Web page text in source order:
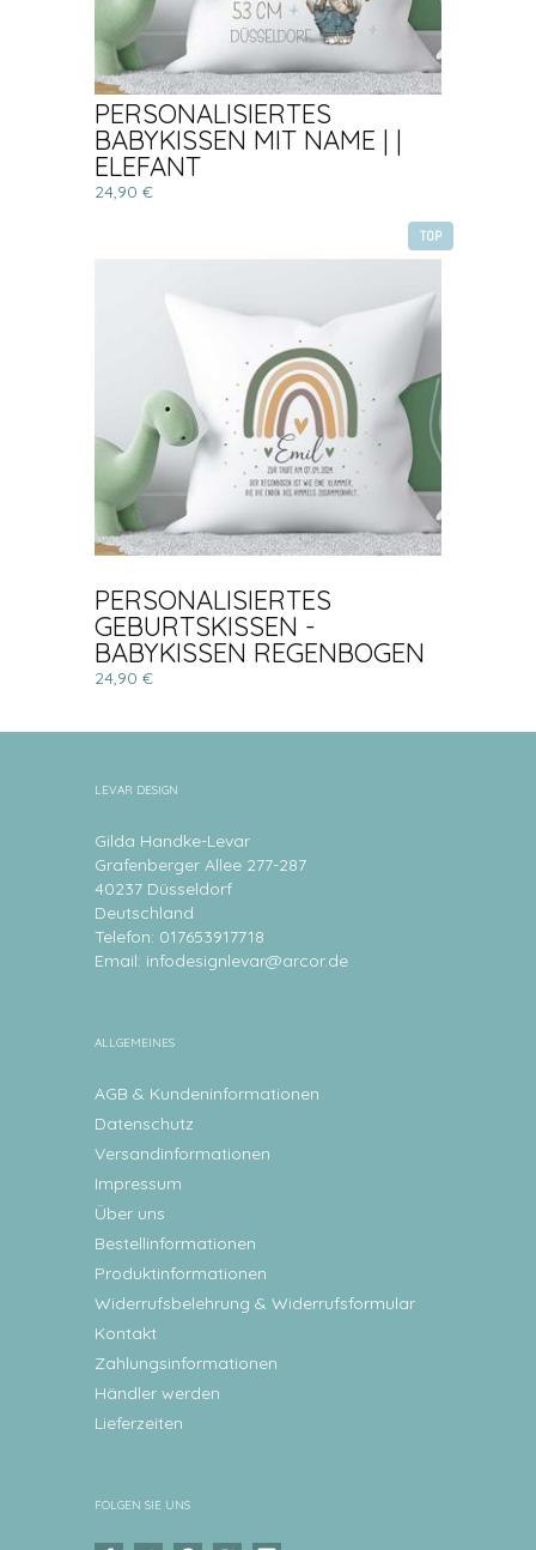
PERSONALISIERTES
BABYKISSEN MIT NAME | |
ELEFANT
24,90 €
TOP
PERSONALISIERTES
GEBURTSKISSEN -
BABYKISSEN REGENBOGEN
24,90 €
LEVAR DESIGN
Gilda Handke-Levar
Grafenberger Allee 277-287
40237 Düsseldorf
Deutschland
Telefon: 017653917718
Email: infodesignlevar@arcor.de
ALLGEMEINES
AGB & Kundeninformationen
Datenschutz
Versandinformationen
Impressum
Über uns
Bestellinformationen
Produktinformationen
Widerrufsbelehrung & Widerrufsformular
Kontakt
Zahlungsinformationen
Händler werden
Lieferzeiten
FOLGEN SIE UNS